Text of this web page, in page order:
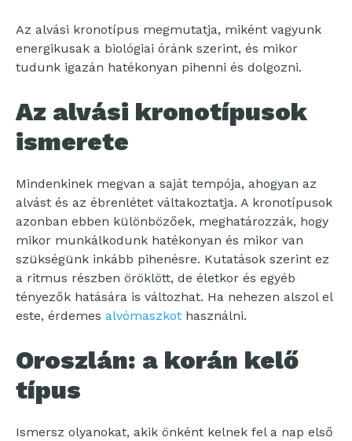
Az alvási kronotípus megmutatja, miként vagyunk
energikusak a biológiai óránk szerint, és mikor
tudunk igazán hatékonyan pihenni és dolgozni.
Az alvási kronotípusok
ismerete
Mindenkinek megvan a saját tempója, ahogyan az
alvást és az ébrenlétet váltakoztatja. A kronotípusok
azonban ebben különbözőek, meghatározzák, hogy
mikor munkálkodunk hatékonyan és mikor van
szükségünk inkább pihenésre. Kutatások szerint ez
a ritmus részben öröklött, de életkor és egyéb
tényezők hatására is változhat. Ha nehezen alszol el
este, érdemes alvómaszkot használni.
Oroszlán: a korán kelő
típus
Ismersz olyanokat, akik önként kelnek fel a nap első